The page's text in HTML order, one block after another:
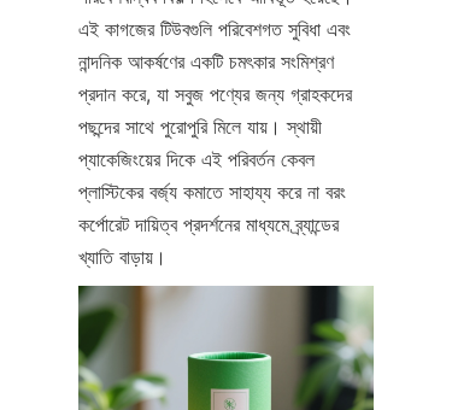
এই কাগজের টিউবগুলি পরিবেশগত সুবিধা এবং
নান্দনিক আকর্ষণের একটি চমৎকার সংমিশ্রণ
প্রদান করে, যা সবুজ পণ্যের জন্য গ্রাহকদের
পছন্দের সাথে পুরোপুরি মিলে যায়। স্থায়ী
প্যাকেজিংয়ের দিকে এই পরিবর্তন কেবল
প্লাস্টিকের বর্জ্য কমাতে সাহায্য করে না বরং
কর্পোরেট দায়িত্ব প্রদর্শনের মাধ্যমে ব্র্যান্ডের
খ্যাতি বাড়ায়।